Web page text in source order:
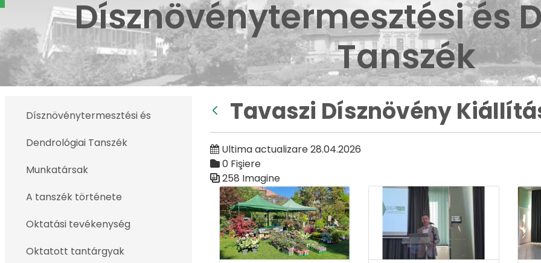
Dísznövénytermesztési és
Tanszék
Dísznövénytermesztési és
Dendrológiai Tanszék
Munkatársak
A tanszék története
Oktatási tevékenység
Oktatott tantárgyak
Tavaszi Dísznövény
Ultima actualizare 28.04.2026
0 Fişiere
258 Imagine
Galerie media